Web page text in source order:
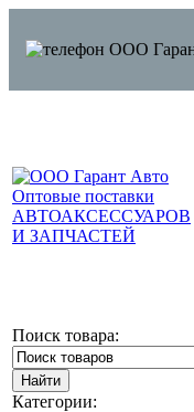
Поиск товара:
Категории: